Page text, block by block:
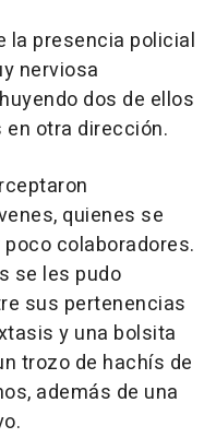
la presencia policial
nerviosa
dos de ellos
otra dirección.
quienes se
colaboradores.
se les pudo
sus pertenencias
y una bolsita
trozo de hachís de
además de una